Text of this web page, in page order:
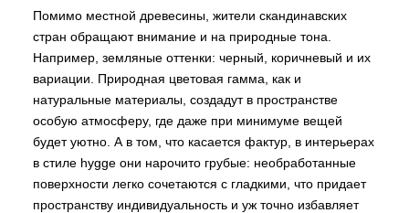
Помимо местной древесины, жители скандинавских
стран обращают внимание и на природные тона.
Например, земляные оттенки: черный, коричневый и их
вариации. Природная цветовая гамма, как и
натуральные материалы, создадут в пространстве
особую атмосферу, где даже при минимуме вещей
будет уютно. А в том, что касается фактур, в интерьерах
в стиле hygge они нарочито грубые: необработанные
поверхности легко сочетаются с гладкими, что придает
пространству индивидуальность и уж точно избавляет